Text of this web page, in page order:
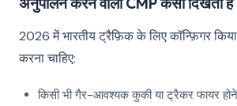
2026 में भारतीय ट्रैफ़िक के लिए कॉन्फ़िगर
करना चाहिए:
किसी भी गैर-आवश्यक कुकी या ट्रैकर फायर